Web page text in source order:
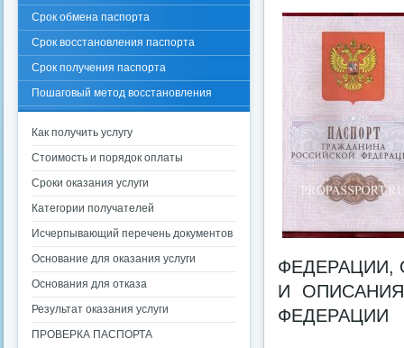
ФЕДЕРАЦИИ,
И
ФЕДЕРАЦИИ
Срок обмена паспорта
Срок восстановления паспорта
Срок получения паспорта
Пошаговый метод восстановления
Как получить услугу
Стоимость и порядок оплаты
Сроки оказания услуги
Категории получателей
Исчерпывающий перечень документов
Основание для оказания услуги
Основания для отказа
Результат оказания услуги
ПРОВЕРКА ПАСПОРТА